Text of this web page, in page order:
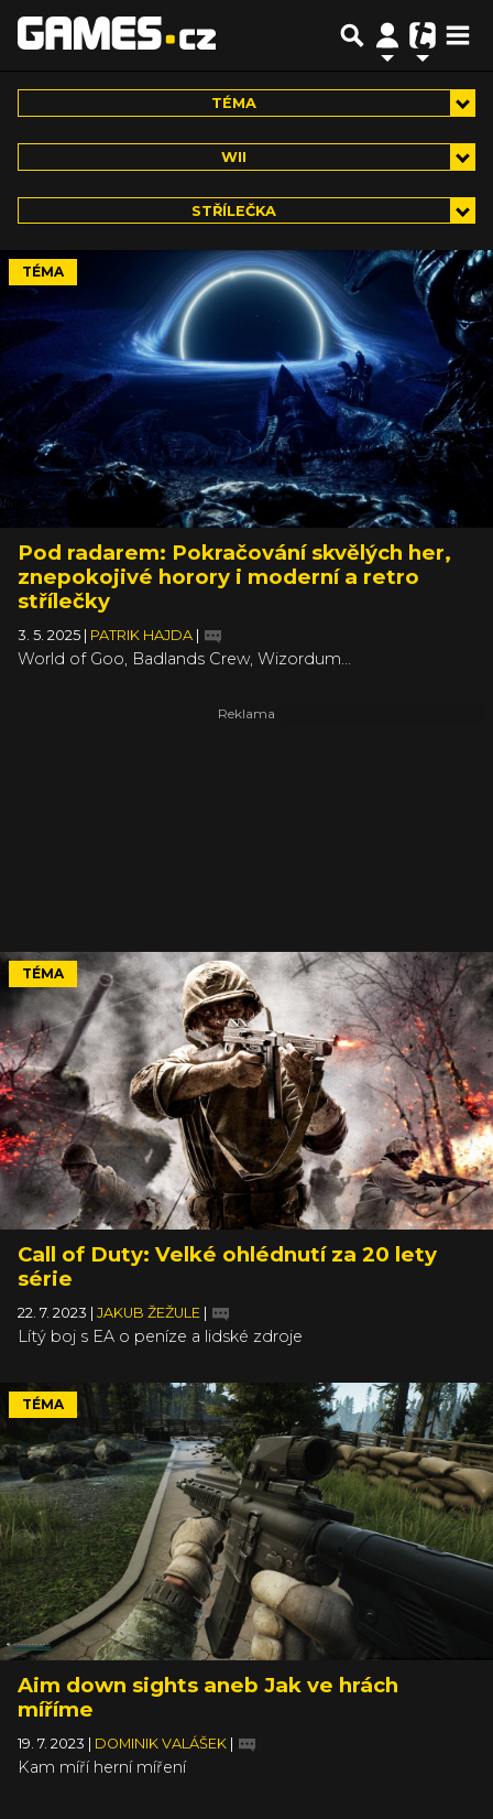
TÉMA
WII
STŘÍLEČKA
TÉMA
Pod radarem: Pokračování skvělých her,
znepokojivé horory i moderní a retro
střílečky
3. 5. 2025 PATRIK HAJDA
World of Goo, Badlands Crew, Wizordum…
TÉMA
Call of Duty: Velké ohlédnutí za 20 lety
série
22. 7. 2023 JAKUB ŽEŽULE
Lítý boj s EA o peníze a lidské zdroje
TÉMA
Aim down sights aneb Jak ve hrách
míříme
19. 7. 2023 DOMINIK VALÁŠEK
Kam míří herní míření